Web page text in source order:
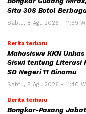
Sita 308 Botol
Sabtu, 8 Agu 2026 - 11:59
Berita terbaru
Mahasiswa KKN
Siswi tentang Literasi
SD Negeri 11 Binamu
Sabtu, 8 Agu 2026 - 11:40
Berita terbaru
Bongkar-Pasang